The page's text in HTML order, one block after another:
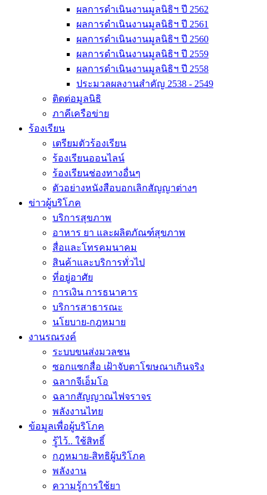
ผลการดำเนินงานมูลนิธิฯ ปี 2562
ผลการดำเนินงานมูลนิธิฯ ปี 2561
ผลการดำเนินงานมูลนิธิฯ ปี 2560
ผลการดำเนินงานมูลนิธิฯ ปี 2559
ผลการดำเนินงานมูลนิธิฯ ปี 2558
ประมวลผลงานสำคัญ 2538 - 2549
ติดต่อมูลนิธิ
ภาคีเครือข่าย
ร้องเรียน
เตรียมตัวร้องเรียน
ร้องเรียนออนไลน์
ร้องเรียนช่องทางอื่นๆ
ตัวอย่างหนังสือบอกเลิกสัญญาต่างๆ
ข่าวผู้บริโภค
บริการสุขภาพ
อาหาร ยา และผลิตภัณฑ์สุขภาพ
สื่อและโทรคมนาคม
สินค้าและบริการทั่วไป
ที่อยู่อาศัย
การเงิน การธนาคาร
บริการสาธารณะ
นโยบาย-กฎหมาย
งานรณรงค์
ระบบขนส่งมวลชน
ซอกแซกสื่อ เฝ้าจับตาโฆษณาเกินจริง
ฉลากจีเอ็มโอ
ฉลากสัญญาณไฟจราจร
พลังงานไทย
ข้อมูลเพื่อผู้บริโภค
รู้ไว้.. ใช้สิทธิ์
กฎหมาย-สิทธิผู้บริโภค
พลังงาน
ความรู้การใช้ยา